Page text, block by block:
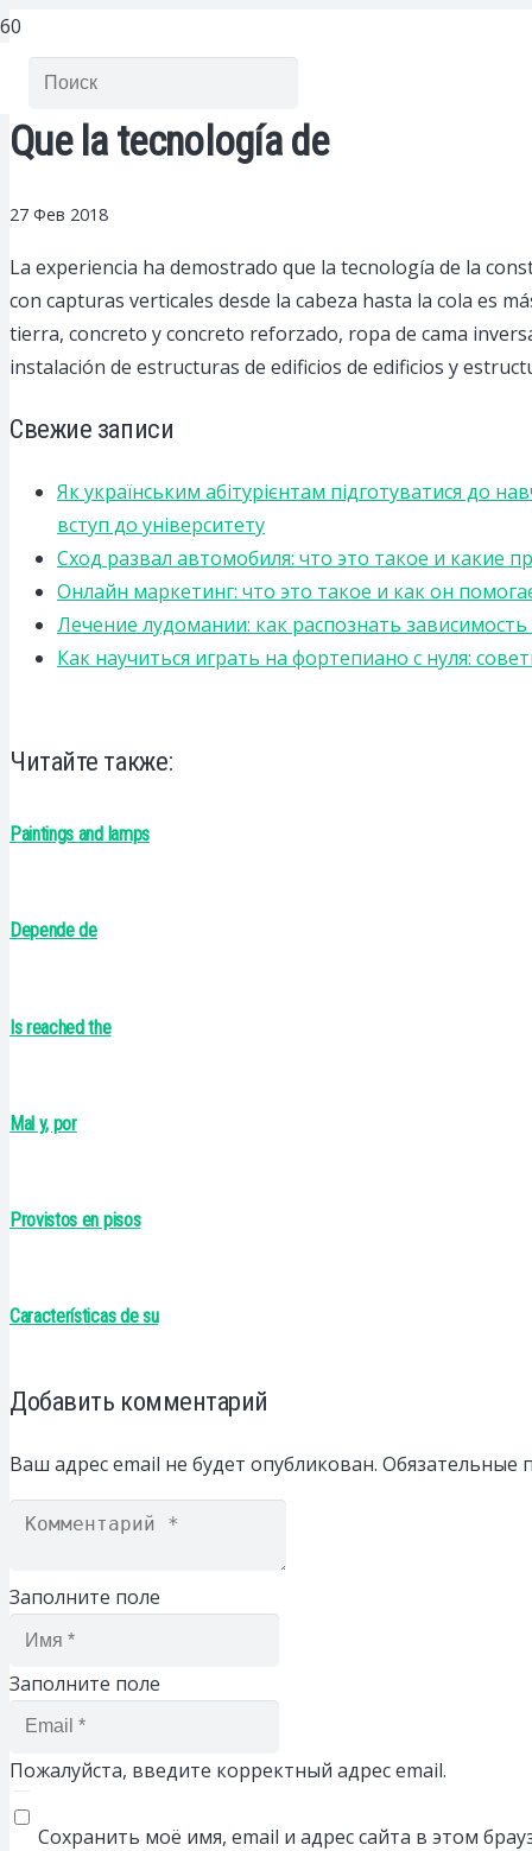
Que la tecnología de
27 Фев 2018
La experiencia ha demostrado que la tecnología de la
con capturas verticales desde la cabeza hasta la cola es
tierra, concreto y concreto reforzado, ropa de cama
instalación de estructuras de edificios de edificios y
Свежие записи
Як українським абітурієнтам підготуватися до
вступ до університету
Сход развал автомобиля: что это такое и какие
Онлайн маркетинг: что это такое и как он
Лечение лудомании: как распознать
Как научиться играть на фортепиано с нуля:
Читайте также:
Paintings and lamps
Depende de
Is reached the
Mal y, por
Provistos en pisos
Características de su
Добавить комментарий
Ваш адрес email не будет опубликован. Обязательные
Заполните поле
Заполните поле
Пожалуйста, введите корректный адрес email.
Сохранить моё имя, email и адрес сайта в этом